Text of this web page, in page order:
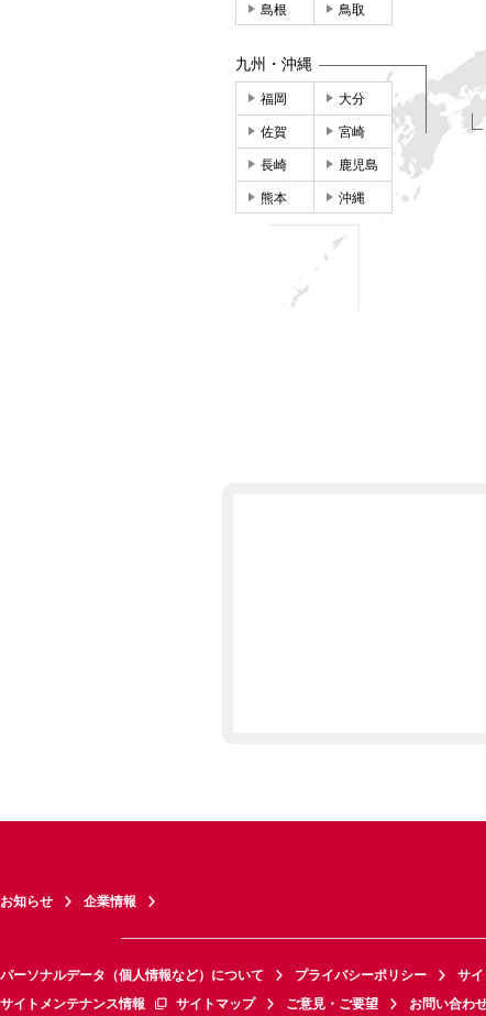
島根 鳥取
九州・沖縄
福岡 大分
佐賀 宮崎
長崎 鹿児島
熊本 沖縄
お知らせ 企業情報
パーソナルデータ（個人情報など）について プライバシーポリシー サ
サイトメンテナンス情報
サイトマップ ご意見・ご要望 お問い合わ